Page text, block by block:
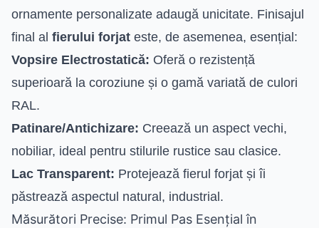
ornamente personalizate adaugă unicitate. Finisajul
final al fierului forjat este, de asemenea, esențial:
Vopsire Electrostatică: Oferă o rezistență
superioară la coroziune și o gamă variată de culori
RAL.
Patinare/Antichizare: Creează un aspect vechi,
nobiliar, ideal pentru stilurile rustice sau clasice.
Lac Transparent: Protejează fierul forjat și îi
păstrează aspectul natural, industrial.
Măsurători Precise: Primul Pas Esențial în